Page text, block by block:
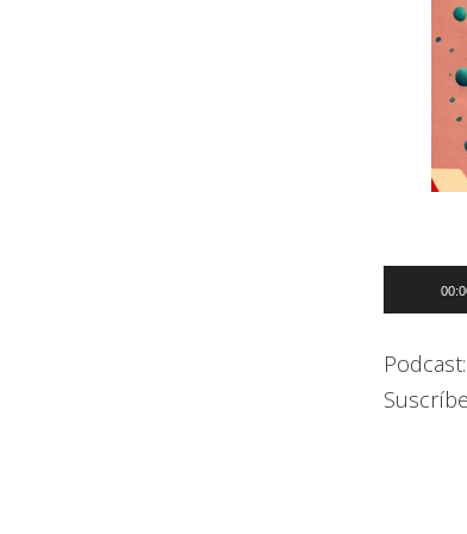
de
audio
Podcast: